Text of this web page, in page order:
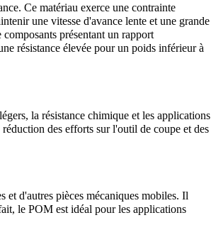
Ce matériau exerce une contrainte
une vitesse d'avance lente et une grande
présentant un rapport
résistance élevée pour un poids inférieur à
la résistance chimique et les applications
des efforts sur l'outil de coupe et des
d'autres pièces mécaniques mobiles. Il
le POM est idéal pour les applications